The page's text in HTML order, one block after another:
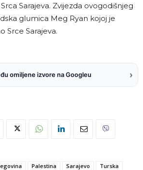
Sarajeva. Zvijezda ovogodišnjeg
glumica Meg Ryan kojoj je
Srce Sarajeva.
omiljene izvore na Googleu ›
Palestina Sarajevo Turska